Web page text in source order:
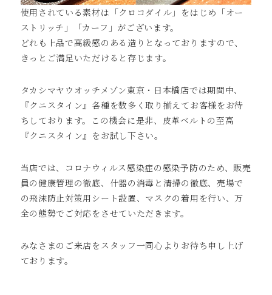
使用されている素材は「クロコダイル」をはじめ「オー
ストリッチ」「カーフ」がございます。
どれも上品で高級感のある造りとなっておりますので、
きっとご満足いただけると存じます。
タカシマヤウオッチメゾン東京・日本橋店では期間中、
『クニスタイン』各種を数多く取り揃えてお客様をお待
ちしております。この機会に是非、皮革ベルトの至高
『クニスタイン』をお試し下さい。
当店では、コロナウィルス感染症の感染予防のため、販売
員の健康管理の徹底、什器の消毒と清掃の徹底、売場で
の飛沫防止対策用シート設置、マスクの着用を行い、万
全の態勢でご対応をさせていただきます。
みなさまのご来店をスタッフ一同心よりお待ち申し上げ
ております。